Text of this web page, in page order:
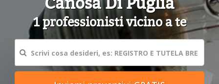
1 professionisti vicino a te